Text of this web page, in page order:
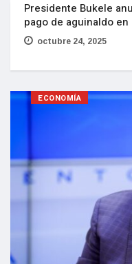
Presidente Bukele
pago de aguinaldo
octubre 24, 2025
ECONOMÍA